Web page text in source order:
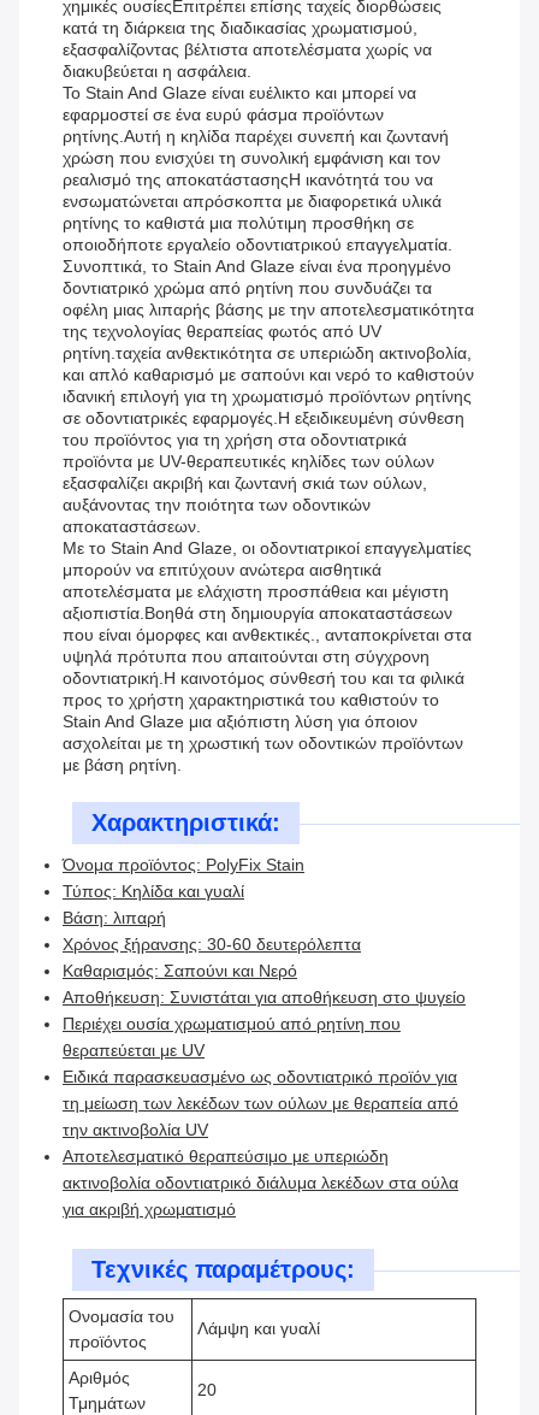
χημικές ουσίεςΕπιτρέπει επίσης ταχείς διορθώσεις
κατά τη διάρκεια της διαδικασίας χρωματισμού,
εξασφαλίζοντας βέλτιστα αποτελέσματα χωρίς να
διακυβεύεται η ασφάλεια.
Το Stain And Glaze είναι ευέλικτο και μπορεί να
εφαρμοστεί σε ένα ευρύ φάσμα προϊόντων
ρητίνης.Αυτή η κηλίδα παρέχει συνεπή και ζωντανή
χρώση που ενισχύει τη συνολική εμφάνιση και τον
ρεαλισμό της αποκατάστασηςΗ ικανότητά του να
ενσωματώνεται απρόσκοπτα με διαφορετικά υλικά
ρητίνης το καθιστά μια πολύτιμη προσθήκη σε
οποιοδήποτε εργαλείο οδοντιατρικού επαγγελματία.
Συνοπτικά, το Stain And Glaze είναι ένα προηγμένο
δοντιατρικό χρώμα από ρητίνη που συνδυάζει τα
οφέλη μιας λιπαρής βάσης με την αποτελεσματικότητα
της τεχνολογίας θεραπείας φωτός από UV
ρητίνη.ταχεία ανθεκτικότητα σε υπεριώδη ακτινοβολία,
και απλό καθαρισμό με σαπούνι και νερό το καθιστούν
ιδανική επιλογή για τη χρωματισμό προϊόντων ρητίνης
σε οδοντιατρικές εφαρμογές.Η εξειδικευμένη σύνθεση
του προϊόντος για τη χρήση στα οδοντιατρικά
προϊόντα με UV-θεραπευτικές κηλίδες των ούλων
εξασφαλίζει ακριβή και ζωντανή σκιά των ούλων,
αυξάνοντας την ποιότητα των οδοντικών
αποκαταστάσεων.
Με το Stain And Glaze, οι οδοντιατρικοί επαγγελματίες
μπορούν να επιτύχουν ανώτερα αισθητικά
αποτελέσματα με ελάχιστη προσπάθεια και μέγιστη
αξιοπιστία.Βοηθά στη δημιουργία αποκαταστάσεων
που είναι όμορφες και ανθεκτικές., ανταποκρίνεται στα
υψηλά πρότυπα που απαιτούνται στη σύγχρονη
οδοντιατρική.Η καινοτόμος σύνθεσή του και τα φιλικά
προς το χρήστη χαρακτηριστικά του καθιστούν το
Stain And Glaze μια αξιόπιστη λύση για όποιον
ασχολείται με τη χρωστική των οδοντικών προϊόντων
με βάση ρητίνη.
Χαρακτηριστικά:
Όνομα προϊόντος: PolyFix Stain
Τύπος: Κηλίδα και γυαλί
Βάση: λιπαρή
Χρόνος ξήρανσης: 30-60 δευτερόλεπτα
Καθαρισμός: Σαπούνι και Νερό
Αποθήκευση: Συνιστάται για αποθήκευση στο ψυγείο
Περιέχει ουσία χρωματισμού από ρητίνη που
θεραπεύεται με UV
Ειδικά παρασκευασμένο ως οδοντιατρικό προϊόν για
τη μείωση των λεκέδων των ούλων με θεραπεία από
την ακτινοβολία UV
Αποτελεσματικό θεραπεύσιμο με υπεριώδη
ακτινοβολία οδοντιατρικό διάλυμα λεκέδων στα ούλα
για ακριβή χρωματισμό
Τεχνικές παραμέτρους:
Ονομασία του
προϊόντος
Λάμψη και γυαλί
Αριθμός
Τμημάτων
20